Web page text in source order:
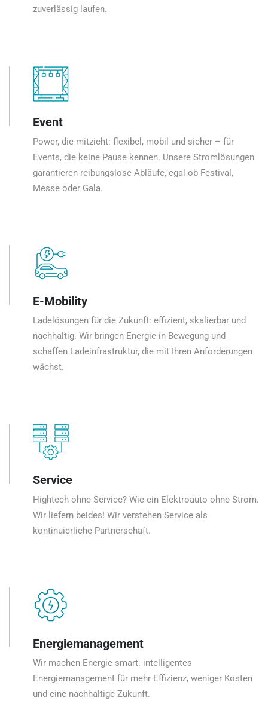
zuverlässig laufen.
Event
Power, die mitzieht: flexibel, mobil und sicher – für
Events, die keine Pause kennen. Unsere Stromlösungen
garantieren reibungslose Abläufe, egal ob Festival,
Messe oder Gala.
E-Mobility
Ladelösungen für die Zukunft: effizient, skalierbar und
nachhaltig. Wir bringen Energie in Bewegung und
schaffen Ladeinfrastruktur, die mit Ihren Anforderungen
wächst.
Service
Hightech ohne Service? Wie ein Elektroauto ohne Strom.
Wir liefern beides! Wir verstehen Service als
kontinuierliche Partnerschaft.
Energiemanagement
Wir machen Energie smart: intelligentes
Energiemanagement für mehr Effizienz, weniger Kosten
und eine nachhaltige Zukunft.